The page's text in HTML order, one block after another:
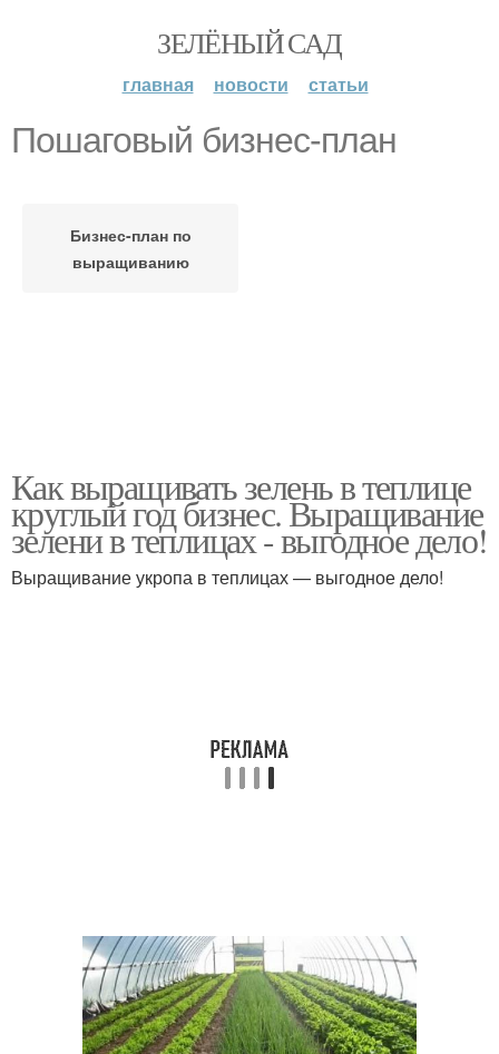
ЗЕЛЁНЫЙ САД
главная новости статьи
Пошаговый бизнес-план
Бизнес-план по
выращиванию
Как выращивать зелень в теплице
круглый год бизнес. Выращивание
зелени в теплицах - выгодное дело!
Выращивание укропа в теплицах — выгодное дело!